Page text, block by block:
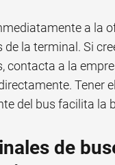
a la
la terminal. Si
contacta a la
Tener
del bus facilita la
de